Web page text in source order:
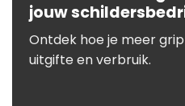
jouw
Ontdek hoe je meer
uitgifte en verbruik.